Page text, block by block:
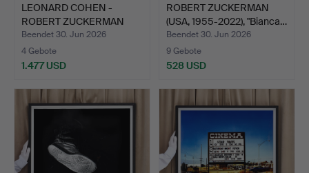
LEONARD COHEN -
ROBERT ZUCKERMAN
(USA, 195…
Beendet 30. Jun 2026
4 Gebote
1.477 USD
ROBERT ZUCKERMAN
(USA, 1955-2022), "Bianca…
Beendet 30. Jun 2026
9 Gebote
528 USD